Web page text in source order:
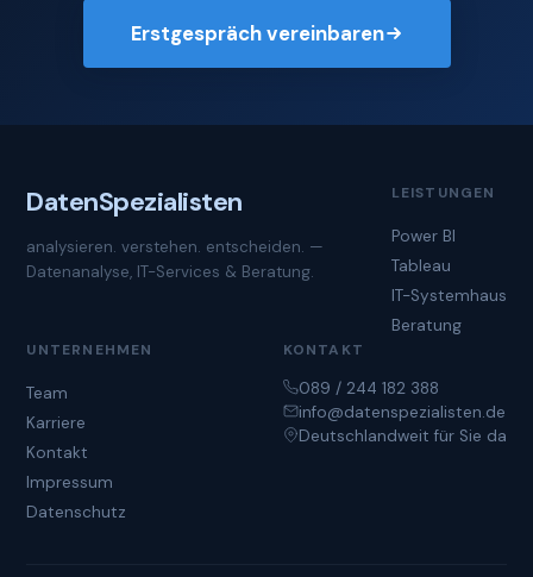
Erstgespräch vereinbaren
DatenSpezialisten
analysieren. verstehen. entscheiden. —
Datenanalyse, IT-Services & Beratung.
LEISTUNGEN
Power BI
Tableau
IT-Systemhaus
Beratung
UNTERNEHMEN
Team
Karriere
Kontakt
Impressum
Datenschutz
KONTAKT
089 / 244 182 388
info@datenspezialisten.de
Deutschlandweit für Sie da